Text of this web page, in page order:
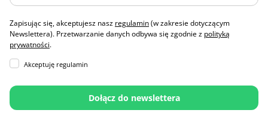
Zapisując się, akceptujesz nasz regulamin(w zakresie dotyczącym
Newslettera). Przetwarzanie danych odbywa się zgodnie z polityką
prywatności.
Akceptuję regulamin
Dołącz do newslettera